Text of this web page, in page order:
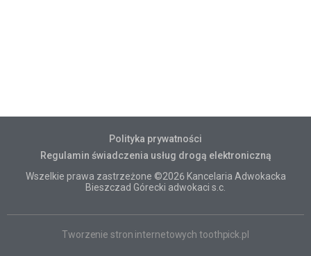
Polityka prywatności
Regulamin świadczenia usług drogą elektroniczną
Wszelkie prawa zastrzeżone ©2026 Kancelaria Adwokacka
Bieszczad Górecki adwokaci s.c.
Tworzenie stron internetowych toothpick.pl